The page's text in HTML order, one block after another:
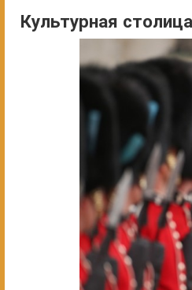
Культурная столица